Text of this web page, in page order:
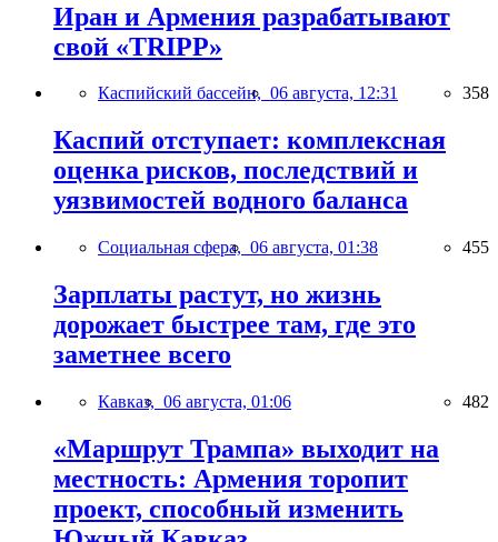
Иран и Армения разрабатывают
свой «TRIPP»
Каспийский бассейн, 06 августа, 12:31 358
Каспий отступает: комплексная
оценка рисков, последствий и
уязвимостей водного баланса
Социальная сфера, 06 августа, 01:38 455
Зарплаты растут, но жизнь
дорожает быстрее там, где это
заметнее всего
Кавказ, 06 августа, 01:06 482
«Маршрут Трампа» выходит на
местность: Армения торопит
проект, способный изменить